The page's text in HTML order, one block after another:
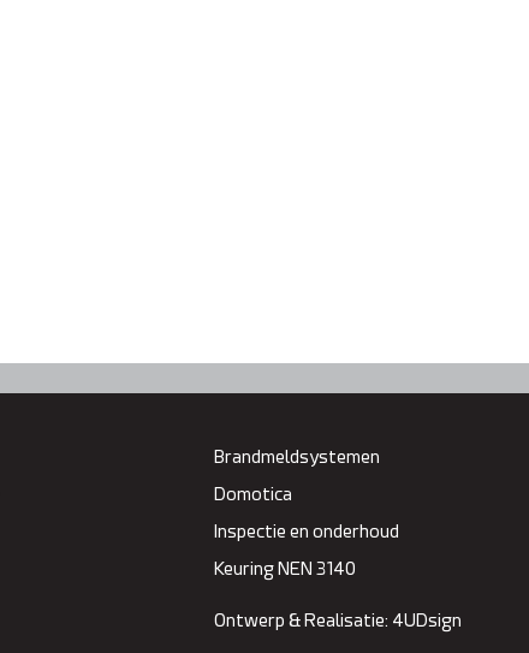
Brandmeldsystemen
Domotica
Inspectie en onderhoud
Keuring NEN 3140
Ontwerp & Realisatie: 4UDsign